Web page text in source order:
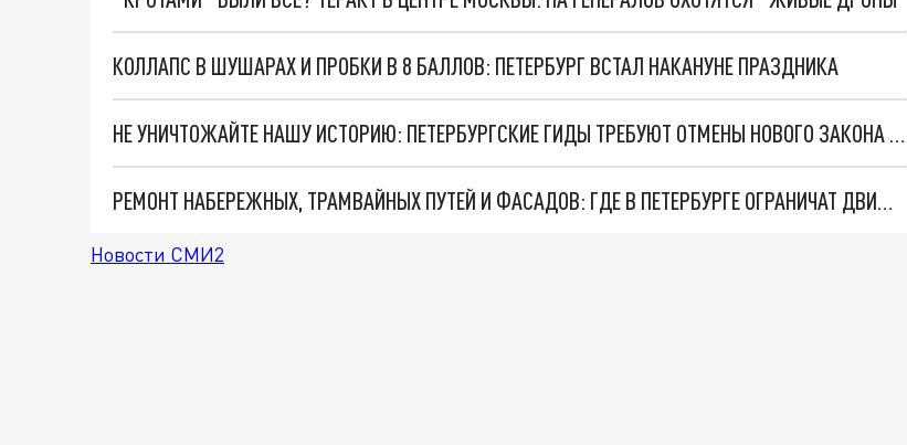
КОЛЛАПС В ШУШАРАХ И ПРОБКИ В 8 БАЛЛОВ: ПЕТЕРБУРГ ВСТАЛ НАКАНУНЕ ПРАЗДНИКА
НЕ УНИЧТОЖАЙТЕ НАШУ ИСТОРИЮ: ПЕТЕРБУРГСКИЕ ГИДЫ ТРЕБУЮТ ОТМЕНЫ НОВОГО ЗАКОНА О ЗОНАХ ОХРАНЫ
РЕМОНТ НАБЕРЕЖНЫХ, ТРАМВАЙНЫХ ПУТЕЙ И ФАСАДОВ: ГДЕ В ПЕТЕРБУРГЕ ОГРАНИЧАТ ДВИЖЕНИЕ В МАРТЕ
Новости СМИ2